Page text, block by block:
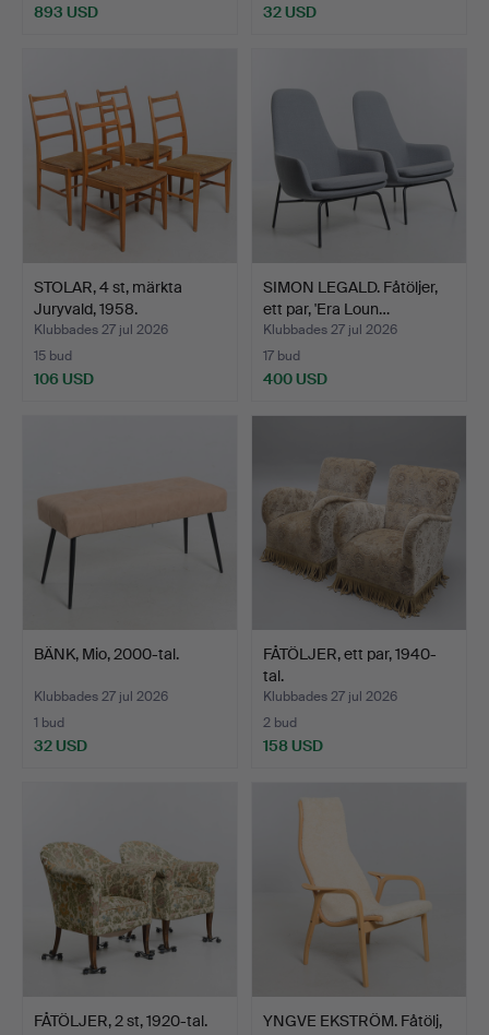
893 USD 32 USD
STOLAR, 4 st, märkta
Juryvald, 1958.
Klubbades 27 jul 2026
15 bud
106 USD
SIMON LEGALD. Fåtöljer,
ett par, 'Era Loun…
Klubbades 27 jul 2026
17 bud
400 USD
BÄNK, Mio, 2000-tal.
Klubbades 27 jul 2026
1 bud
32 USD
FÅTÖLJER, ett par, 1940-
tal.
Klubbades 27 jul 2026
2 bud
158 USD
FÅTÖLJER, 2 st, 1920-tal.
YNGVE EKSTRÖM. Fåtölj,